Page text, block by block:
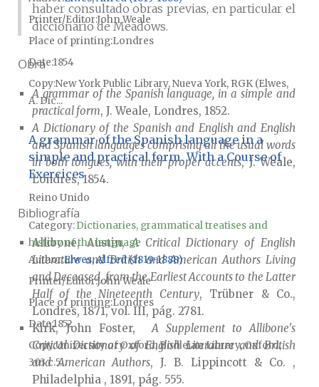
haber consultado obras previas, en particular el
diccionario de Meadows.
Obra
A grammar of the Spanish language, in a simple and
practical form, J. Weale, Londres, 1852.
A Dictionary of the Spanish and English and English
and Spanish languages comprising all the usual words
in both tongues, with their proper accents, J. Weale,
Londres, 1854.
Bibliografía
Allibone, Austin,A Critical Dictionary of English
Literature and British and American Authors Living
and Deceased, from the Earliest Accounts to the Latter
Half of the Nineteenth Century, Trübner & Co.,
Londres, 1871, vol. III, pág. 2781.
Kirk, John Foster,A Supplement to Allibone's
Critical Dictionary of English Literature and British
and American Authors, J. B. Lippincott & Co. ,
Philadelphia , 1891, pág. 555.
Printer/EditorJohn Weale
Place of printingLondres
Date1854
CopyNew York Public Library, Nueva York, RGK (Elwes,
A. Dic...
A grammar of the Spanish language in a
simple and practical form. With a Course of
Exercices
Reino Unido
Category:Dictionaries, grammatical treatises and
history of the language
AuthorElwes, Alfred (1819-1888)
Printer/EditorJohn Weale
Place of printingLondres
Date1852
CopyUniversity of Oxford, Bodleian Library, Oxford,
303 c.5...